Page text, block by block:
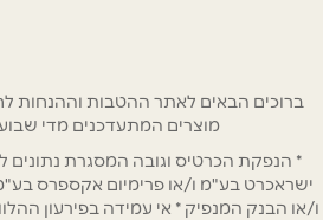
נושא*
אנא חזרו אלי בקשר ל...
מוצרים המתעדכנים מדי
* הנפקת הכרטיס וגובה המסגרת
ישראכרט בע"מ ו/או פרימיום אקספרס
ו/או הבנק המנפיק * אי עמידה בפירעון